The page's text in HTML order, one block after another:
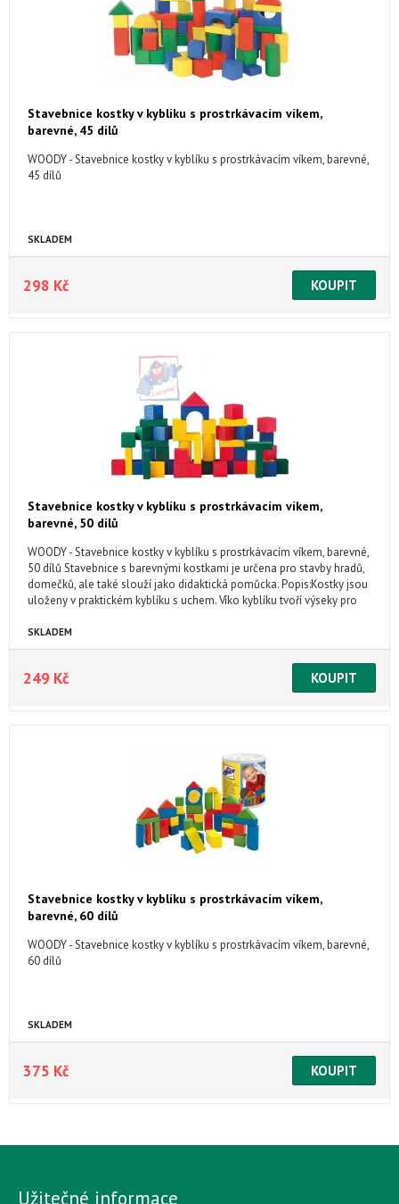
Stavebnice kostky v kyblíku s prostrkávacím víkem,
barevné, 45 dílů
WOODY - Stavebnice kostky v kyblíku s prostrkávacím víkem, barevné,
45 dílů
SKLADEM
298 Kč
Stavebnice kostky v kyblíku s prostrkávacím víkem,
barevné, 50 dílů
WOODY - Stavebnice kostky v kyblíku s prostrkávacím víkem, barevné,
50 dílů Stavebnice s barevnými kostkami je určena pro stavby hradů,
domečků, ale také slouží jako didaktická pomůcka. Popis:Kostky jsou
uloženy v praktickém kyblíku s uchem. Víko kyblíku tvoří výseky pro
logiky a kombinatoriky. ...
SKLADEM
249 Kč
Stavebnice kostky v kyblíku s prostrkávacím víkem,
barevné, 60 dílů
WOODY - Stavebnice kostky v kyblíku s prostrkávacím víkem, barevné,
60 dílů
SKLADEM
375 Kč
Užitečné informace